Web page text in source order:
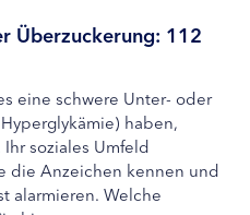
Überzuckerung: 112
eine schwere Unter- oder
haben,
soziales Umfeld
die Anzeichen kennen und
alarmieren. Welche